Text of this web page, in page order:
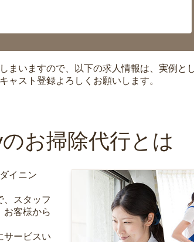
まいますので、以下の求人情報は、実例と
ャスト登録よろしくお願いします。
のお掃除代行とは
イニン
、スタッフ
お客様から
サービスい